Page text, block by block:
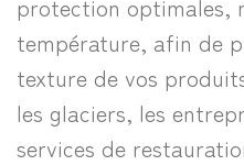
protection optimales,
température, afin de
texture de vos
les glaciers, les
services de